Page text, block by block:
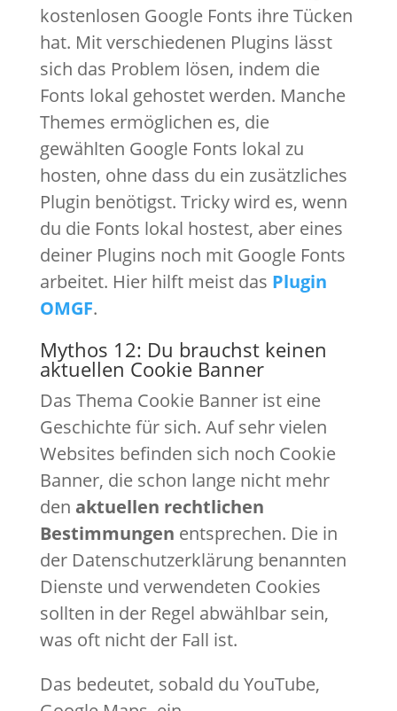
kostenlosen Google Fonts ihre Tücken
hat. Mit verschiedenen Plugins lässt
sich das Problem lösen, indem die
Fonts lokal gehostet werden. Manche
Themes ermöglichen es, die
gewählten Google Fonts lokal zu
hosten, ohne dass du ein zusätzliches
Plugin benötigst. Tricky wird es, wenn
du die Fonts lokal hostest, aber eines
deiner Plugins noch mit Google Fonts
arbeitet. Hier hilft meist das Plugin
OMGF.
Mythos 12: Du brauchst keinen
aktuellen Cookie Banner
Das Thema Cookie Banner ist eine
Geschichte für sich. Auf sehr vielen
Websites befinden sich noch Cookie
Banner, die schon lange nicht mehr
den aktuellen rechtlichen
Bestimmungen entsprechen. Die in
der Datenschutzerklärung benannten
Dienste und verwendeten Cookies
sollten in der Regel abwählbar sein,
was oft nicht der Fall ist.
Das bedeutet, sobald du YouTube,